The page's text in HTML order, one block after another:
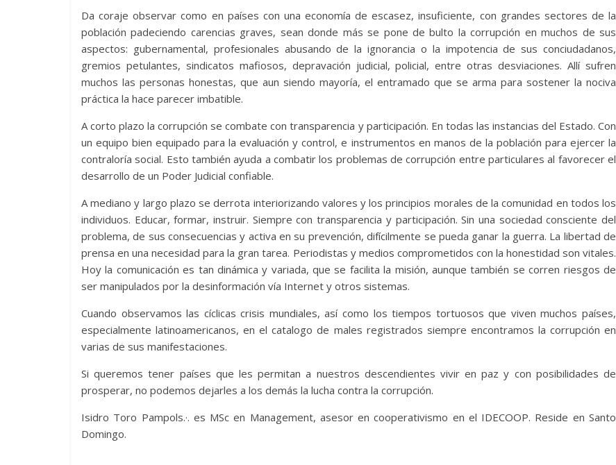
Da coraje observar como en países con una economía de escasez, insuficiente, con grandes sectores de la
población padeciendo carencias graves, sean donde más se pone de bulto la corrupción en muchos de sus
aspectos: gubernamental, profesionales abusando de la ignorancia o la impotencia de sus conciudadanos,
gremios petulantes, sindicatos mafiosos, depravación judicial, policial, entre otras desviaciones. Allí sufren
muchos las personas honestas, que aun siendo mayoría, el entramado que se arma para sostener la nociva
práctica la hace parecer imbatible.
A corto plazo la corrupción se combate con transparencia y participación. En todas las instancias del Estado. Con
un equipo bien equipado para la evaluación y control, e instrumentos en manos de la población para ejercer la
contraloría social. Esto también ayuda a combatir los problemas de corrupción entre particulares al favorecer el
desarrollo de un Poder Judicial confiable.
A mediano y largo plazo se derrota interiorizando valores y los principios morales de la comunidad en todos los
individuos. Educar, formar, instruir. Siempre con transparencia y participación. Sin una sociedad consciente del
problema, de sus consecuencias y activa en su prevención, difícilmente se pueda ganar la guerra. La libertad de
prensa en una necesidad para la gran tarea. Periodistas y medios comprometidos con la honestidad son vitales.
Hoy la comunicación es tan dinámica y variada, que se facilita la misión, aunque también se corren riesgos de
ser manipulados por la desinformación vía Internet y otros sistemas.
Cuando observamos las cíclicas crisis mundiales, así como los tiempos tortuosos que viven muchos países,
especialmente latinoamericanos, en el catalogo de males registrados siempre encontramos la corrupción en
varias de sus manifestaciones.
Si queremos tener países que les permitan a nuestros descendientes vivir en paz y con posibilidades de
prosperar, no podemos dejarles a los demás la lucha contra la corrupción.
Isidro Toro Pampols.·. es MSc en Management, asesor en cooperativismo en el IDECOOP. Reside en Santo
Domingo.